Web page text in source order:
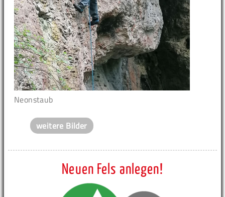
Neonstaub
weitere Bilder
Neuen Fels anlegen!